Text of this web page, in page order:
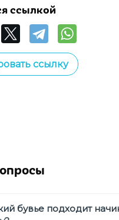
ссылкой
ссылку
бувье подходит